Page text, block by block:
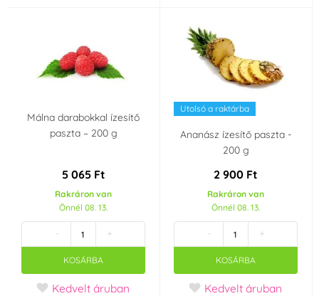
Málna darabokkal ízesítő
paszta – 200 g
5 065 Ft
Rakráron van
Önnél 08. 13.
- +
KOSÁRBA
Kedvelt áruban
Utolsó a raktárba
Ananász ízesítő paszta -
200 g
2 900 Ft
Rakráron van
Önnél 08. 13.
- +
KOSÁRBA
Kedvelt áruban